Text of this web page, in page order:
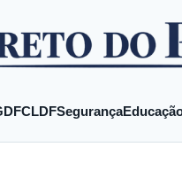
CLDFSegurança